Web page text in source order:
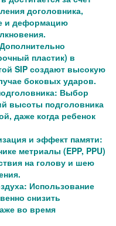
доголовника,
и деформацию
пластик) в
SIP создают высокую
боковых ударов.
Выбор
высоты подголовника
даже когда ребенок
и эффект памяти:
метриалы (EPP, PPU)
на голову и шею
Использование
снизить
во время